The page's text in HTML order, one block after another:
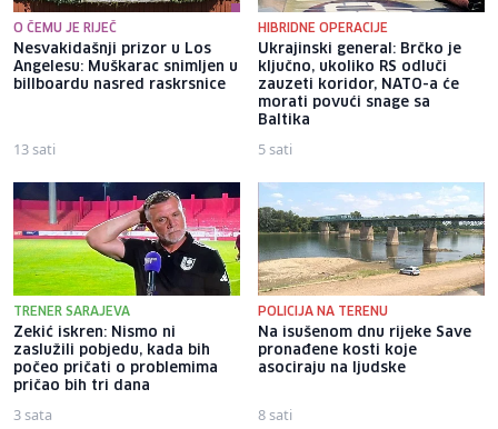
O ČEMU JE RIJEČ
Nesvakidašnji prizor u Los
Angelesu: Muškarac snimljen u
billboardu nasred raskrsnice
13 sati
HIBRIDNE OPERACIJE
Ukrajinski general: Brčko je
ključno, ukoliko RS odluči
zauzeti koridor, NATO-a će
morati povući snage sa
Baltika
5 sati
TRENER SARAJEVA
Zekić iskren: Nismo ni
zaslužili pobjedu, kada bih
počeo pričati o problemima
pričao bih tri dana
3 sata
POLICIJA NA TERENU
Na isušenom dnu rijeke Save
pronađene kosti koje
asociraju na ljudske
8 sati